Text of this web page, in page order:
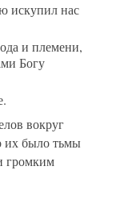
искупил нас
и племени,
Богу
вокруг
их было тьмы
громким